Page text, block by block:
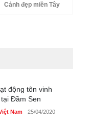
Cảnh đẹp miền Tây
động tôn vinh
Đầm Sen
Nam 25/04/2020